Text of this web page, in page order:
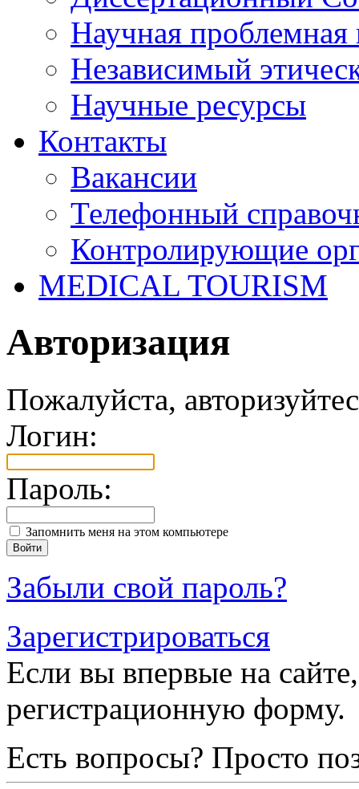
Научная проблемная
Независимый
Научные ресурсы
Контакты
Вакансии
Телефонный
Контролирующие
MEDICAL TOURISM
Авторизация
Пожалуйста,
Логин:
Пароль:
Запомнить меня на этом компьютере
Забыли свой пароль?
Зарегистрироваться
Если вы впервые на
регистрационную форму.
Есть вопросы? Просто